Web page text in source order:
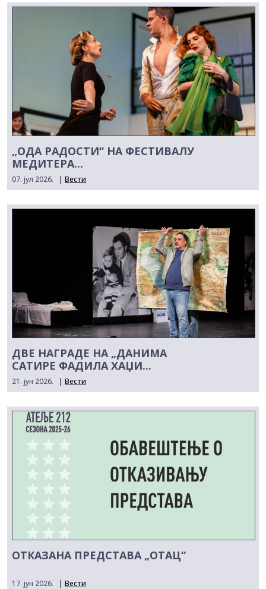
„ОДА РАДОСТИ“ НА ФЕСТИВАЛУ
МЕДИТЕРА...
07. јул 2026. | Вести
ДВЕ НАГРАДЕ НА „ДАНИМА
САТИРЕ ФАДИЛА ХАЏИ...
21. јун 2026. | Вести
ОТКАЗАНА ПРЕДСТАВА „ОТАЦ“
17. јун 2026. | Вести